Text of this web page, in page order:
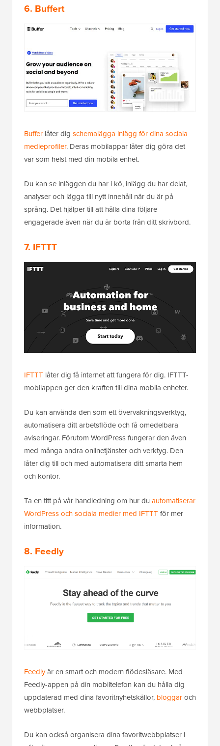
6. Buffert
Buffer låter dig schemalägga inlägg för dina sociala
medieprofiler. Deras mobilappar låter dig göra det
var som helst med din mobila enhet.
Du kan se inläggen du har i kö, inlägg du har delat,
analyser och lägga till nytt innehåll när du är på
språng. Det hjälper till att hålla dina följare
engagerade även när du är borta från ditt skrivbord.
7. IFTTT
IFTTT låter dig få internet att fungera för dig. IFTTT-
mobilappen ger den kraften till dina mobila enheter.
Du kan använda den som ett övervakningsverktyg,
automatisera ditt arbetsflöde och få omedelbara
aviseringar. Förutom WordPress fungerar den även
med många andra onlinetjänster och verktyg. Den
låter dig till och med automatisera ditt smarta hem
och kontor.
Ta en titt på vår handledning om hur du automatiserar
WordPress och sociala medier med IFTTT för mer
information.
8. Feedly
Feedlyär en smart och modern flödesläsare. Med
Feedly-appen på din mobiltelefon kan du hålla dig
uppdaterad med dina favoritnyhetskällor, bloggaroch
webbplatser.
Du kan också organisera dina favoritwebbplatser i